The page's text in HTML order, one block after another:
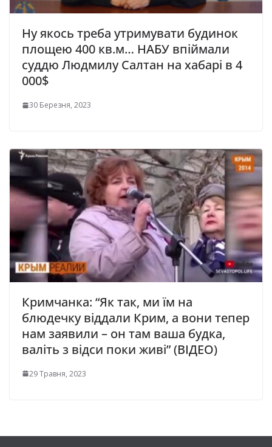
Ну якось треба утримувати будинок
площею 400 кв.м… НАБУ впіймали
суддю Людмилу Салтан на хабарі в 4
000$
30 Березня, 2023
Кримчанка: “Як так, ми їм на
блюдечку віддали Крим, а вони тепер
нам заявили – он там ваша будка,
валіть з відси поки живі” (ВІДЕО)
29 Травня, 2023